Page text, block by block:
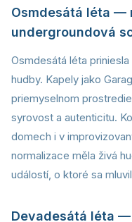
Osmdesátá léta —
undergroundová
Osmdesátá léta
hudby. Kapely jako
priemyselnom
syrovost a autenticitu.
domech i v
normalizace měla živá
událostí, o ktoré sa
Devadesátá léta